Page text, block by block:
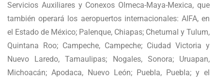
Servicios Auxiliares y Conexos Olmeca-Maya-Mexica, que
también operará los aeropuertos internacionales: AIFA, en
el Estado de México; Palenque, Chiapas; Chetumal y Tulum,
Quintana Roo; Campeche, Campeche; Ciudad Victoria y
Nuevo Laredo, Tamaulipas; Nogales, Sonora; Uruapan,
Michoacán; Apodaca, Nuevo León; Puebla, Puebla; y el